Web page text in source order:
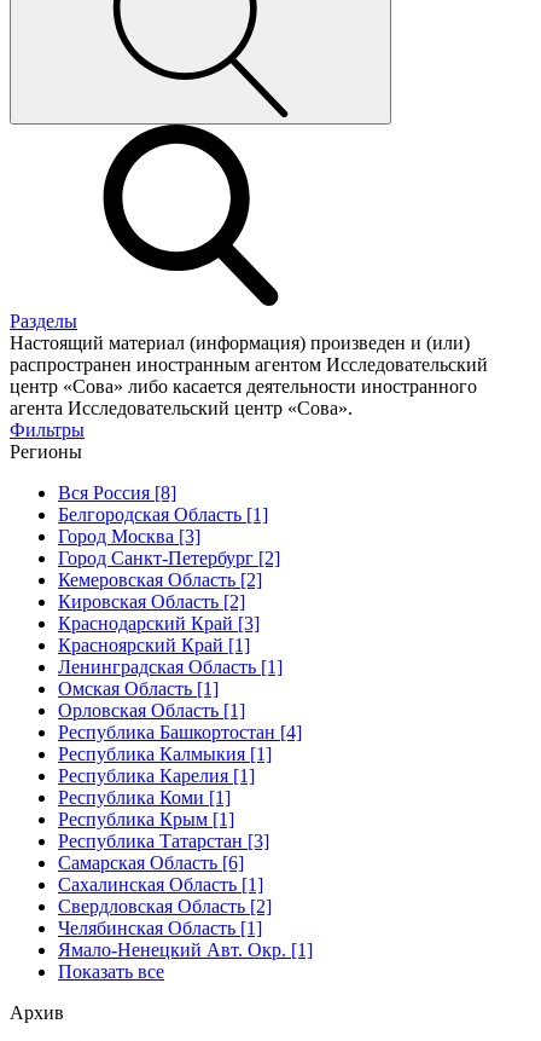
Разделы
Настоящий материал (информация) произведен и (или)
распространен иностранным агентом Исследовательский
центр «Сова» либо касается деятельности иностранного
агента Исследовательский центр «Сова».
Фильтры
Регионы
Вся Россия [8]
Белгородская Область [1]
Город Москва [3]
Город Санкт-Петербург [2]
Кемеровская Область [2]
Кировская Область [2]
Краснодарский Край [3]
Красноярский Край [1]
Ленинградская Область [1]
Омская Область [1]
Орловская Область [1]
Республика Башкортостан [4]
Республика Калмыкия [1]
Республика Карелия [1]
Республика Коми [1]
Республика Крым [1]
Республика Татарстан [3]
Самарская Область [6]
Сахалинская Область [1]
Свердловская Область [2]
Челябинская Область [1]
Ямало-Ненецкий Авт. Окр. [1]
Показать все
Архив